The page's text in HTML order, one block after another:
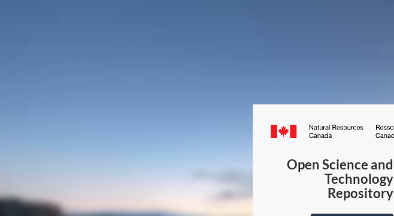
Canada.ca
Open Science and
Technology
Repository